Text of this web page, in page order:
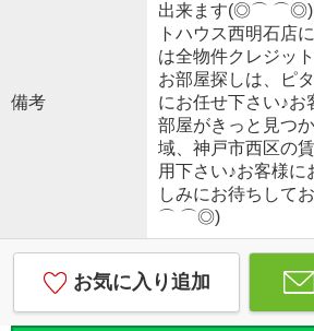
備考
出来ます(◎⌒ ⌒◎)
トハウス西明石店
は全物件クレジッ
お部屋探しは、ピ
にお任せ下さい♪お
部屋がきっと見つ
域、神戸市西区の
用下さい♪お客様に
しみにお待ちし
⌒ ⌒◎)
お気に入り追加